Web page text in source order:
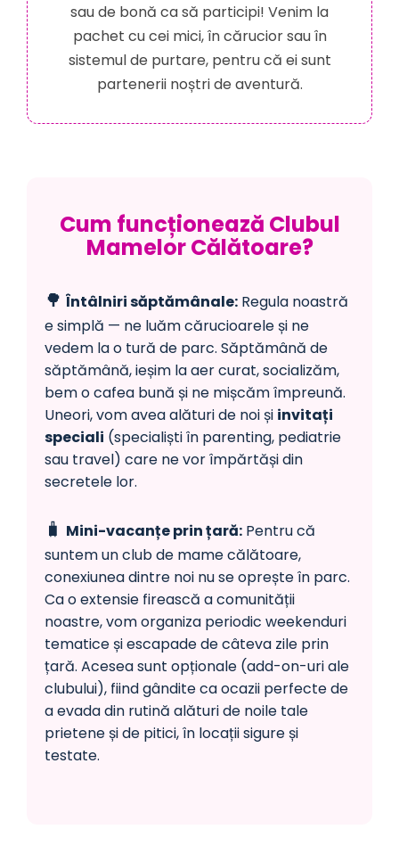
sau de bonă ca să participi! Venim la
pachet cu cei mici, în cărucior sau în
sistemul de purtare, pentru că ei sunt
partenerii noștri de aventură.
Cum funcționează Clubul
Mamelor Călătoare?
🌳 Întâlniri săptămânale: Regula noastră
e simplă — ne luăm cărucioarele și ne
vedem la o tură de parc. Săptămână de
săptămână, ieșim la aer curat, socializăm,
bem o cafea bună și ne mișcăm împreună.
Uneori, vom avea alături de noi și invitați
speciali (specialiști în parenting, pediatrie
sau travel) care ne vor împărtăși din
secretele lor.
🧳 Mini-vacanțe prin țară: Pentru că
suntem un club de mame călătoare,
conexiunea dintre noi nu se oprește în parc.
Ca o extensie firească a comunității
noastre, vom organiza periodic weekenduri
tematice și escapade de câteva zile prin
țară. Acesea sunt opționale (add-on-uri ale
clubului), fiind gândite ca ocazii perfecte de
a evada din rutină alături de noile tale
prietene și de pitici, în locații sigure și
testate.